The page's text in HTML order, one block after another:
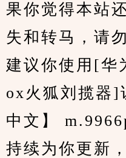
果你觉得本站
失和转马，请
建议你使用[
ox火狐刘揽器]
中文】
持续为你更新